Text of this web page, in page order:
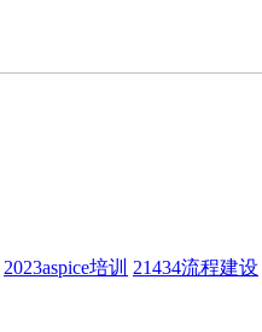
2023aspice培训 21434流程建设